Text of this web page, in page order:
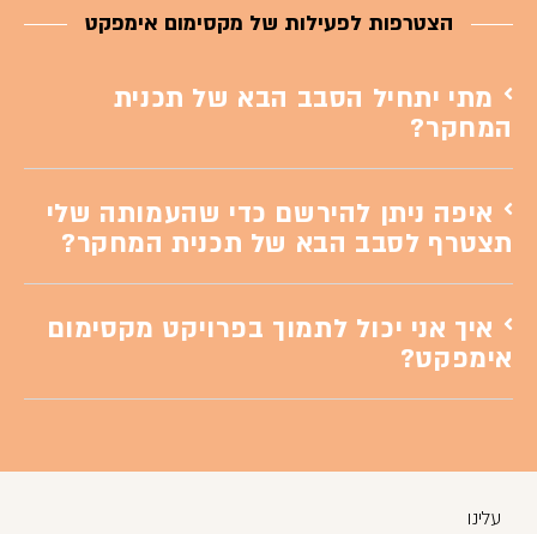
הצטרפות לפעילות של מקסימום אימפקט
מתי יתחיל הסבב הבא של תכנית
המחקר?
איפה ניתן להירשם כדי שהעמותה שלי
תצטרף לסבב הבא של תכנית המחקר?
איך אני יכול לתמוך בפרויקט מקסימום
אימפקט?
עלינו